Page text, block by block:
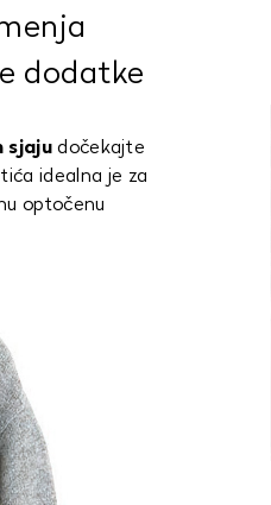
dodatke
sjajudočekajte
idealna je za
optočenu